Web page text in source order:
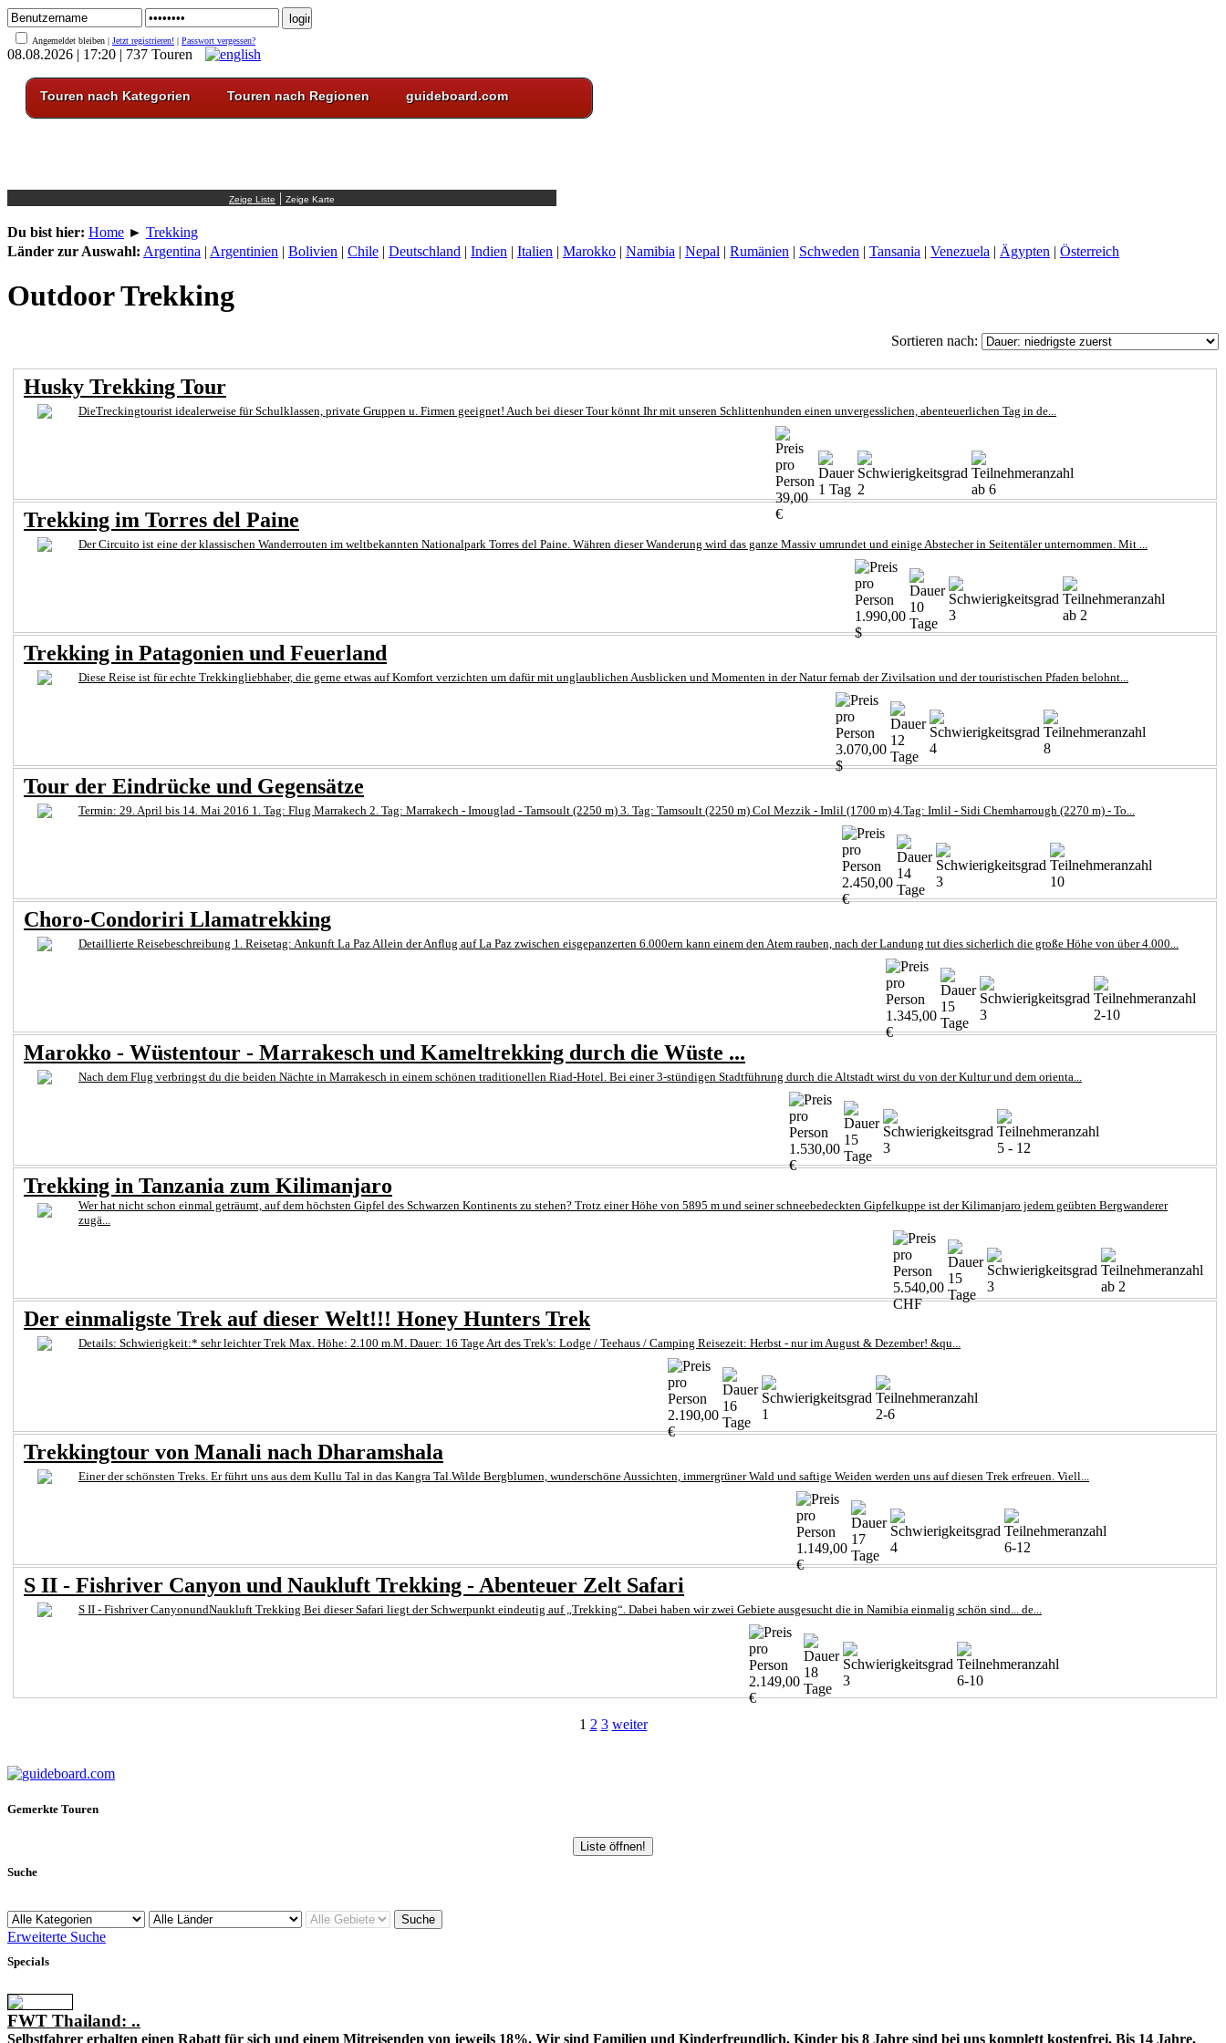
Angemeldet bleiben | Jetzt registrieren! | Passwort vergessen?
08.08.2026 | 17:20 | 737 Touren
Touren nach Kategorien Touren nach Regionen guideboard.com
|
Du bist hier: Home ► Trekking
Länder zur Auswahl: Argentina | Argentinien | Bolivien | Chile | Deutschland | Indien | Italien | Marokko | Namibia | Nepal | Rumänien | Schweden | Tansania | Venezuela | Ägypten | Österreich
Outdoor Trekking
Sortieren nach:
Husky Trekking Tour
DieTreckingtourist idealerweise für Schulklassen, private Gruppen u. Firmen geeignet! Auch bei dieser Tour könnt Ihr mit unseren Schlittenhunden einen unvergesslichen, abenteuerlichen Tag in de...
39,00
€
1 Tag 2 ab 6
Trekking im Torres del Paine
Der Circuito ist eine der klassischen Wanderrouten im weltbekannten Nationalpark Torres del Paine. Währen dieser Wanderung wird das ganze Massiv umrundet und einige Abstecher in Seitentäler unternommen. Mit ...
1.990,00
$
10
Tage
3 ab 2
Trekking in Patagonien und Feuerland
Diese Reise ist für echte Trekkingliebhaber, die gerne etwas auf Komfort verzichten um dafür mit unglaublichen Ausblicken und Momenten in der Natur fernab der Zivilsation und der touristischen Pfaden belohnt...
3.070,00
$
12
Tage
4 8
Tour der Eindrücke und Gegensätze
Termin: 29. April bis 14. Mai 2016 1. Tag: Flug Marrakech 2. Tag: Marrakech - Imouglad - Tamsoult (2250 m) 3. Tag: Tamsoult (2250 m) Col Mezzik - Imlil (1700 m) 4.Tag: Imlil - Sidi Chemharrough (2270 m) - To...
2.450,00
€
14
Tage
3 10
Choro-Condoriri Llamatrekking
Detaillierte Reisebeschreibung 1. Reisetag: Ankunft La Paz Allein der Anflug auf La Paz zwischen eisgepanzerten 6.000ern kann einem den Atem rauben, nach der Landung tut dies sicherlich die große Höhe von über 4.000...
1.345,00
€
15
Tage
3 2-10
Marokko - Wüstentour - Marrakesch und Kameltrekking durch die Wüste ...
Nach dem Flug verbringst du die beiden Nächte in Marrakesch in einem schönen traditionellen Riad-Hotel. Bei einer 3-stündigen Stadtführung durch die Altstadt wirst du von der Kultur und dem orienta...
1.530,00
€
15
Tage
3 5 - 12
Trekking in Tanzania zum Kilimanjaro
Wer hat nicht schon einmal geträumt, auf dem höchsten Gipfel des Schwarzen Kontinents zu stehen? Trotz einer Höhe von 5895 m und seiner schneebedeckten Gipfelkuppe ist der Kilimanjaro jedem geübten Bergwanderer
zugä...
5.540,00
CHF
15
Tage
3 ab 2
Der einmaligste Trek auf dieser Welt!!! Honey Hunters Trek
Details: Schwierigkeit:* sehr leichter Trek Max. Höhe: 2.100 m.M. Dauer: 16 Tage Art des Trek's: Lodge / Teehaus / Camping Reisezeit: Herbst - nur im August & Dezember! &qu...
2.190,00
€
16
Tage
1 2-6
Trekkingtour von Manali nach Dharamshala
Einer der schönsten Treks. Er führt uns aus dem Kullu Tal in das Kangra Tal.Wilde Bergblumen, wunderschöne Aussichten, immergrüner Wald und saftige Weiden werden uns auf diesen Trek erfreuen. Viell...
1.149,00
€
17
Tage
4 6-12
S II - Fishriver Canyon und Naukluft Trekking - Abenteuer Zelt Safari
S II - Fishriver CanyonundNaukluft Trekking Bei dieser Safari liegt der Schwerpunkt eindeutig auf „Trekking“. Dabei haben wir zwei Gebiete ausgesucht die in Namibia einmalig schön sind... de...
2.149,00
€
18
Tage
3 6-10
1 2 3 weiter
Gemerkte Touren
Liste öffnen!
Suche
Erweiterte Suche
Specials
FWT Thailand: ..
Selbstfahrer erhalten einen Rabatt für sich und einem Mitreisenden von jeweils 18%. Wir sind Familien und Kinderfreundlich. Kinder bis 8 Jahre sind bei uns komplett kostenfrei. Bis 14 Jahre,